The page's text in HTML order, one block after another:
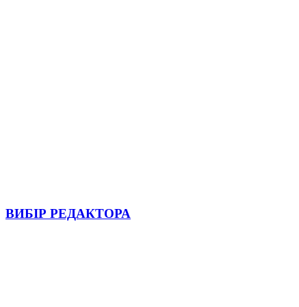
ВИБІР РЕДАКТОРА